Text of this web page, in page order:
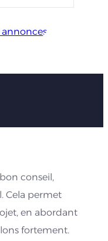
annonces
conseil,
Cela permet
en abordant
fortement.